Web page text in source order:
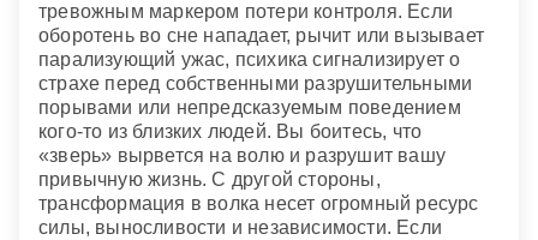
тревожным маркером потери контроля. Если
оборотень во сне нападает, рычит или вызывает
парализующий ужас, психика сигнализирует о
страхе перед собственными разрушительными
порывами или непредсказуемым поведением
кого-то из близких людей. Вы боитесь, что
«зверь» вырвется на волю и разрушит вашу
привычную жизнь. С другой стороны,
трансформация в волка несет огромный ресурс
силы, выносливости и независимости. Если